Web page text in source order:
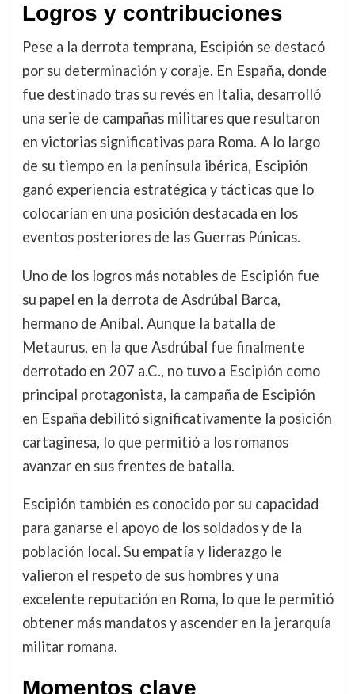
Logros y contribuciones
Pese a la derrota temprana, Escipión se destacó
por su determinación y coraje. En España, donde
fue destinado tras su revés en Italia, desarrolló
una serie de campañas militares que resultaron
en victorias significativas para Roma. A lo largo
de su tiempo en la península ibérica, Escipión
ganó experiencia estratégica y tácticas que lo
colocarían en una posición destacada en los
eventos posteriores de las Guerras Púnicas.
Uno de los logros más notables de Escipión fue
su papel en la derrota de Asdrúbal Barca,
hermano de Aníbal. Aunque la batalla de
Metaurus, en la que Asdrúbal fue finalmente
derrotado en 207 a.C., no tuvo a Escipión como
principal protagonista, la campaña de Escipión
en España debilitó significativamente la posición
cartaginesa, lo que permitió a los romanos
avanzar en sus frentes de batalla.
Escipión también es conocido por su capacidad
para ganarse el apoyo de los soldados y de la
población local. Su empatía y liderazgo le
valieron el respeto de sus hombres y una
excelente reputación en Roma, lo que le permitió
obtener más mandatos y ascender en la jerarquía
militar romana.
Momentos clave